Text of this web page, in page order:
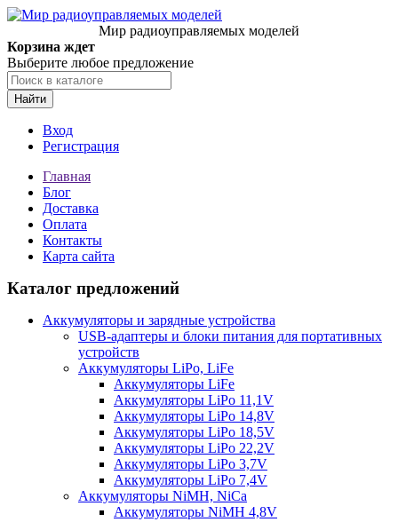
Мир радиоуправляемых моделей
Корзина ждет
Выберите любое предложение
Найти
Вход
Регистрация
Главная
Блог
Доставка
Оплата
Контакты
Карта сайта
Каталог предложений
Аккумуляторы и зарядные устройства
USB-адаптеры и блоки питания для портативных
устройств
Аккумуляторы LiPo, LiFe
Аккумуляторы LiFe
Аккумуляторы LiPo 11,1V
Аккумуляторы LiPo 14,8V
Аккумуляторы LiPo 18,5V
Аккумуляторы LiPo 22,2V
Аккумуляторы LiPo 3,7V
Аккумуляторы LiPo 7,4V
Аккумуляторы NiMH, NiCa
Аккумуляторы NiMH 4,8V